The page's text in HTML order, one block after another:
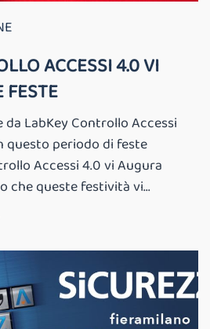
ACCESSI 4.0 VI
LabKey Controllo Accessi
questo periodo di feste
Accessi 4.0 vi Augura
che queste festività vi...